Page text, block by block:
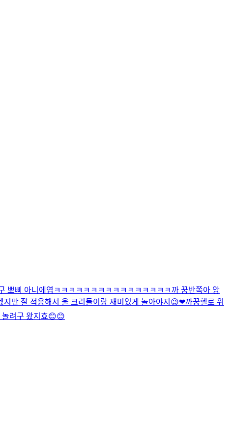
뽀삐 아니에염 ㅋㅋㅋㅋㅋㅋㅋㅋㅋㅋㅋㅋㅋㅋㅋㅋ 까 꿍반쪽아 앙
지만 잘 적응해서 울 크리들이랑 재미있게 놀아야지😉❤까꿍헬로 위
놀려구 왔지효😊😊